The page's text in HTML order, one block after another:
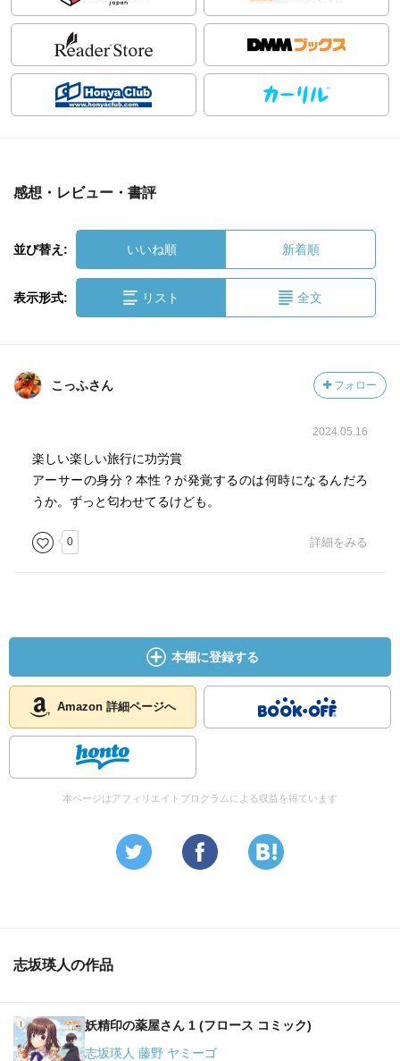
感想・レビュー・書評
並び替え: いいね順 新着順
表示形式: リスト 全文
こっふさん フォロー
2024.05.16
楽しい楽しい旅行に功労賞
アーサーの身分？本性？が発覚するのは何時になるんだろ
うか。ずっと匂わせてるけども。
0 詳細をみる
本棚に登録する
Amazon 詳細ページへ
本ページはアフィリエイトプログラムによる収益を得ています
志坂瑛人の作品
妖精印の薬屋さん 1 (フロース コミック)
志坂瑛人 藤野 ヤミーゴ